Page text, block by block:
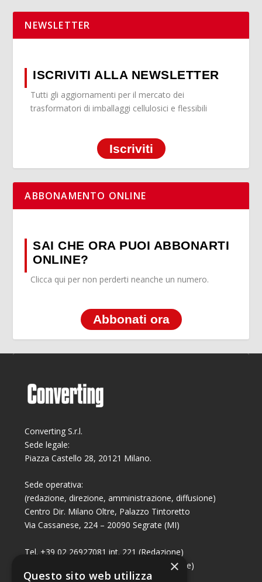
NEWSLETTER
ISCRIVITI ALLA NEWSLETTER
Tutti gli aggiornamenti per il mercato dei
trasformatori di imballaggi cellulosici e flessibili
Iscriviti
ABBONAMENTO ONLINE
SAI CHE ORA PUOI ABBONARTI
ONLINE?
Clicca qui per non perderti neanche un numero.
Abbonati ora
Converting S.r.l.
Sede legale:
Piazza Castello 28, 20121 Milano.
Sede operativa:
(redazione, direzione, amministrazione, diffusione)
Centro Dir. Milano Oltre, Palazzo Tintoretto
Via Cassanese, 224 – 20090 Segrate (MI)
Tel. +39 02 26927081 int. 221 (Redazione)
Tel. +39 02 26927081 int. 224 (Commerciale)
Fax +39 02 26951006
×
Questo sito web utilizza